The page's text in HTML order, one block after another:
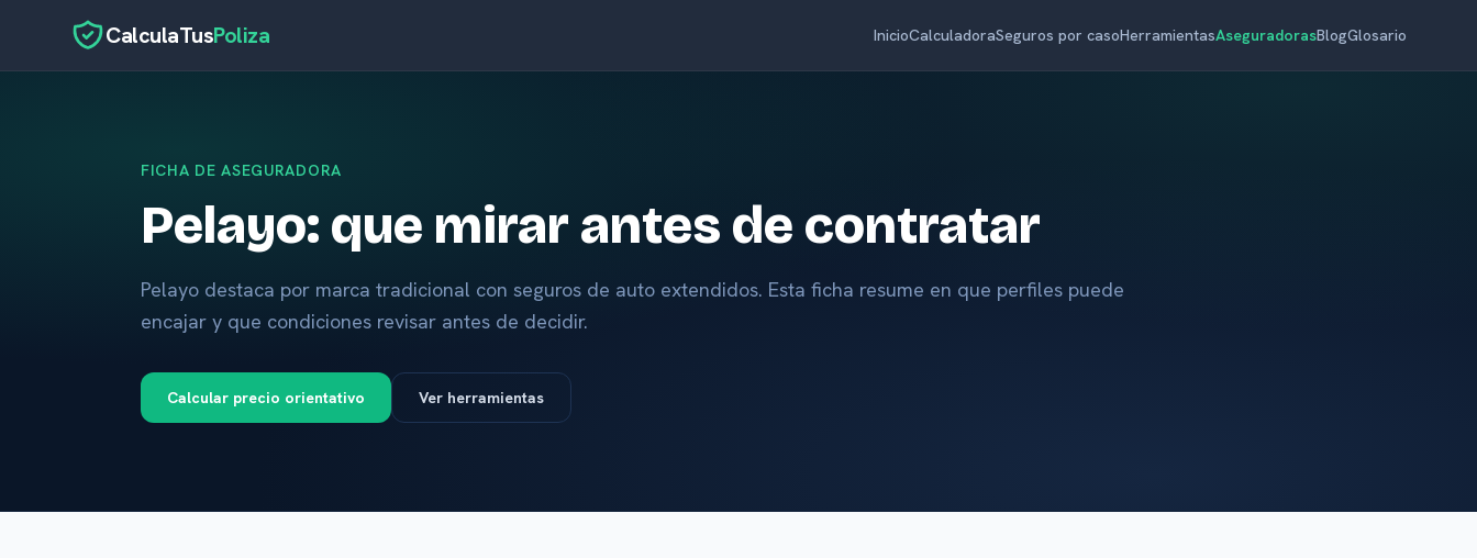
CalculaTusPoliza InicioCalculadoraSeguros por casoHerramientasAseguradorasBlogGlosario
FICHA DE ASEGURADORA
Pelayo: que mirar antes de contratar
Pelayo destaca por marca tradicional con seguros de auto extendidos. Esta ficha resume en que perfiles puede
encajar y que condiciones revisar antes de decidir.
Calcular precio orientativo Ver herramientas